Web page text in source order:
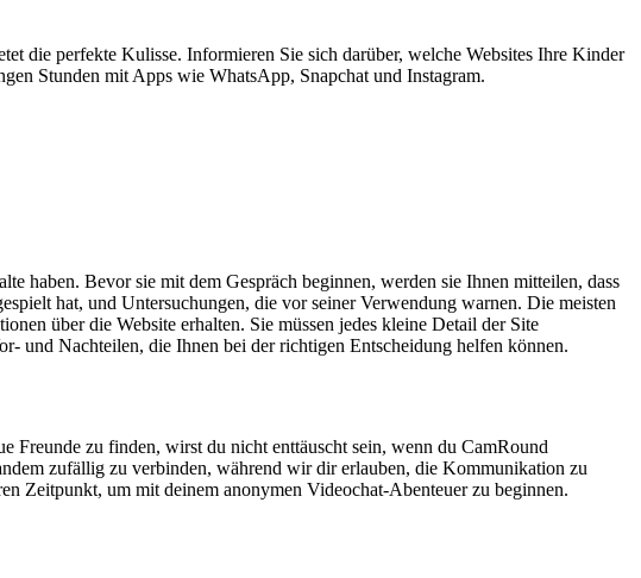
die perfekte Kulisse. Informieren Sie sich darüber, welche Websites Ihre Kinder
Stunden mit Apps wie WhatsApp, Snapchat und Instagram.
haben. Bevor sie mit dem Gespräch beginnen, werden sie Ihnen mitteilen, dass
hat, und Untersuchungen, die vor seiner Verwendung warnen. Die meisten
über die Website erhalten. Sie müssen jedes kleine Detail der Site
und Nachteilen, die Ihnen bei der richtigen Entscheidung helfen können.
Freunde zu finden, wirst du nicht enttäuscht sein, wenn du CamRound
zufällig zu verbinden, während wir dir erlauben, die Kommunikation zu
Zeitpunkt, um mit deinem anonymen Videochat-Abenteuer zu beginnen.